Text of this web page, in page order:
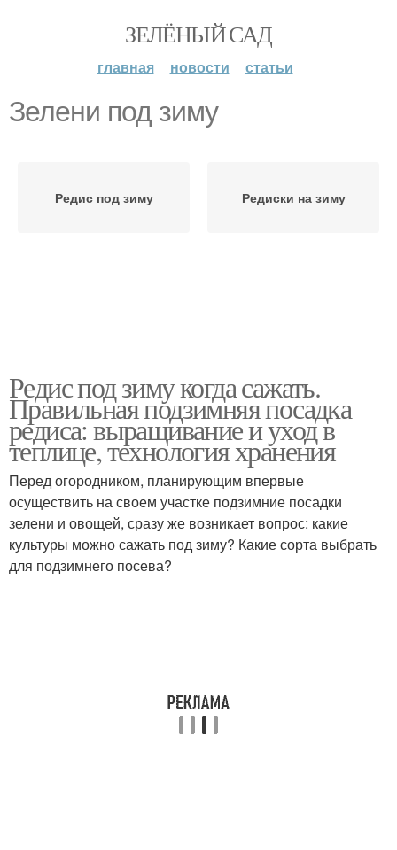
ЗЕЛЁНЫЙ САД
главная новости статьи
Зелени под зиму
Редис под зиму Редиски на зиму
Редис под зиму когда сажать.
Правильная подзимняя посадка
редиса: выращивание и уход в
теплице, технология хранения
Перед огородником, планирующим впервые
осуществить на своем участке подзимние посадки
зелени и овощей, сразу же возникает вопрос: какие
культуры можно сажать под зиму? Какие сорта выбрать
для подзимнего посева?